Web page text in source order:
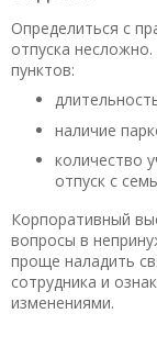
Определиться с
отпуска
пунктов:
наличие
количество
отпуск с
Корпоративный
вопросы в
проще наладить
сотрудника и
изменениями.